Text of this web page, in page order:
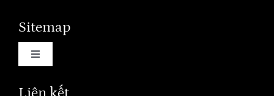
Sitemap
Toggle
Trang chủ
Liên kết